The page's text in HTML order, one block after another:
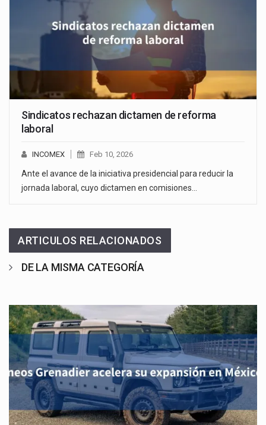
Sindicatos rechazan dictamen de reforma
laboral
INCOMEX Feb 10, 2026
Ante el avance de la iniciativa presidencial para reducir la
jornada laboral, cuyo dictamen en comisiones…
ARTICULOS RELACIONADOS
DE LA MISMA CATEGORÍA